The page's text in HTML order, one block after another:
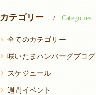
カテゴリー Categories
全てのカテゴリー
咲いたまハンバーグブログ
スケジュール
週間イベント